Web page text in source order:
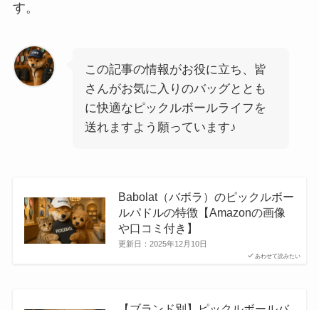
す。
この記事の情報がお役に立ち、皆
さんがお気に入りのバッグととも
に快適なピックルボールライフを
送れますよう願っています♪
あわせて読みたい
Babolat（バボラ）のピックルボー
ルパドルの特徴【Amazonの画像
や口コミ付き】
更新日： 2025年12月10日